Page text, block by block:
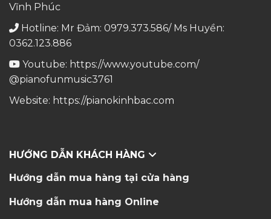
Vĩnh Phúc
Hotline: Mr Đảm: 0979.373.586/ Ms Huyền:
0362.123.886
Youtube: https://www.youtube.com/
@pianofunmusic3761
Website: https://pianokinhbac.com
HƯỚNG DẪN KHÁCH HÀNG
Hướng dẫn mua hàng tại cửa hàng
Hướng dẫn mua hàng Online